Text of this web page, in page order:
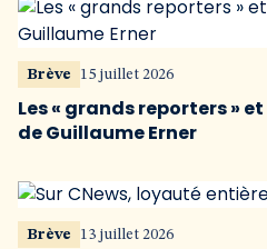
Brève 15 juillet 2026
Les « grands reporters » et
de Guillaume Erner
Brève 13 juillet 2026